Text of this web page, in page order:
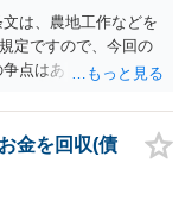
は、農地工作などを
定ですので、今回の
点はあくまで、明け
、一般的に解除が認
が長いですので、ご
しが認められる見込
金を回収(債